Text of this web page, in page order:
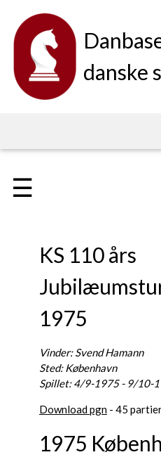
danske
☰
KS 110 års
1975
Vinder: Svend Hamann
Sted: København
Spillet: 4/9-1975 - 9/10-
Download pgn - 45
1975